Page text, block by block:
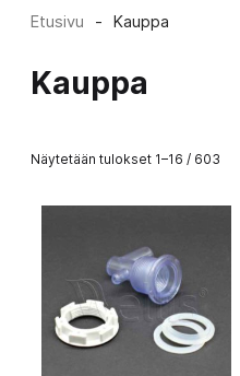
Etusivu - Kauppa
Kauppa
Näytetään tulokset 1–16 / 603